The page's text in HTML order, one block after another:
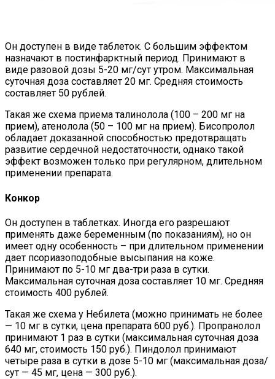
Он доступен в виде таблеток. С большим эффектом
назначают в постинфарктный период. Принимают в
виде разовой дозы 5-20 мг/сут утром. Максимальная
суточная доза составляет 20 мг. Средняя стоимость
составляет 50 рублей.
Такая же схема приема талинолола (100 – 200 мг на
прием), атенолола (50 – 100 мг на прием). Бисопролол
обладает доказанной способностью предотвращать
развитие сердечной недостаточности, однако такой
эффект возможен только при регулярном, длительном
применении препарата.
Конкор
Он доступен в таблетках. Иногда его разрешают
применять даже беременным (по показаниям), но он
имеет одну особенность – при длительном применении
дает псориазоподобные высыпания на коже.
Принимают по 5-10 мг два-три раза в сутки.
Максимальная суточная доза составляет 10 мг. Средняя
стоимость 400 рублей.
Такая же схема у Небилета (можно принимать не более
— 10 мг в сутки, цена препарата 600 руб.). Пропранолол
принимают 1 раз в сутки (максимальная суточная доза
640 мг, стоимость 150 руб.). Пиндолол принимают
четыре раза в сутки в дозе 5-10 мг (максимальная доза/
сут — 45 мг, цена — 300 руб.).